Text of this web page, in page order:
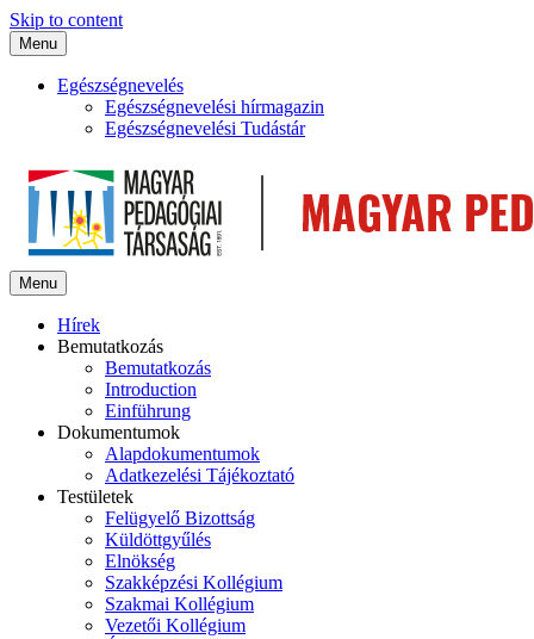
Skip to content
Menu
Egészségnevelés
Egészségnevelési hírmagazin
Egészségnevelési Tudástár
Menu
Hírek
Bemutatkozás
Bemutatkozás
Introduction
Einführung
Dokumentumok
Alapdokumentumok
Adatkezelési Tájékoztató
Testületek
Felügyelő Bizottság
Küldöttgyűlés
Elnökség
Szakképzési Kollégium
Szakmai Kollégium
Vezetői Kollégium